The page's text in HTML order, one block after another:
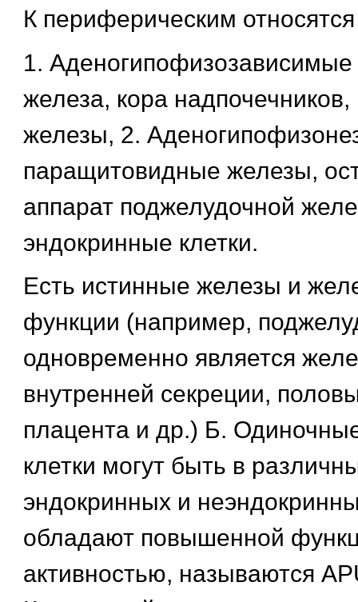
К периферическим
1.
железа, кора
железы, 2.
паращитовидные железы,
аппарат поджелудочной
эндокринные клетки.
Есть истинные железы и
функции (например,
одновременно является
внутренней секреции,
плацента и др.) Б.
клетки могут быть в
эндокринных и
обладают повышенной
активностью, называются